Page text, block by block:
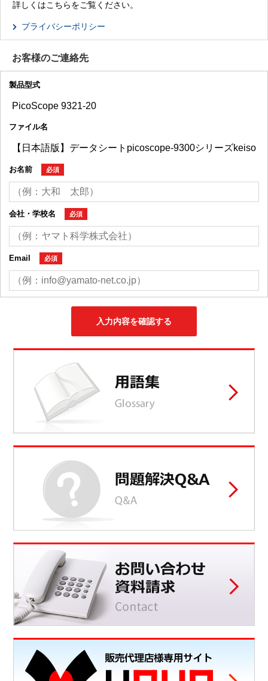
詳しくはこちらをご覧ください。
プライバシーポリシー
お客様のご連絡先
製品型式
ファイル名
お名前 必須
会社・学校名 必須
Email 必須